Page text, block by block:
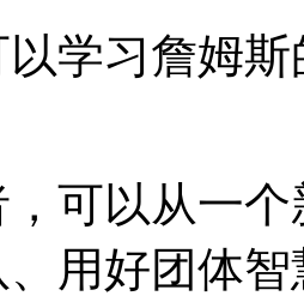
学习詹姆
，可以从一
用好团体智